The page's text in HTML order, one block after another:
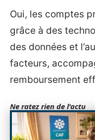
Oui, les comptes
grâce à des
des données et
facteurs,
remboursement
Ne ratez rien de l'actu